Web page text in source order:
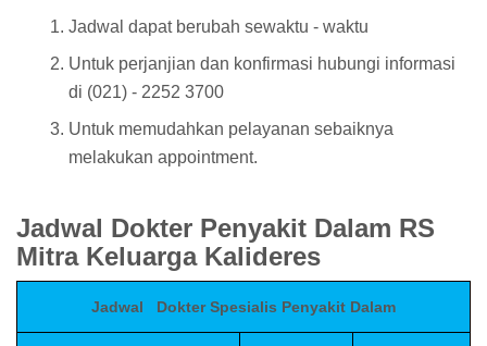
Jadwal dapat berubah sewaktu - waktu
Untuk perjanjian dan konfirmasi hubungi informasi
di (021) - 2252 3700
Untuk memudahkan pelayanan sebaiknya
melakukan appointment.
Jadwal Dokter Penyakit Dalam RS
Mitra Keluarga Kalideres
Jadwal Dokter Spesialis Penyakit Dalam